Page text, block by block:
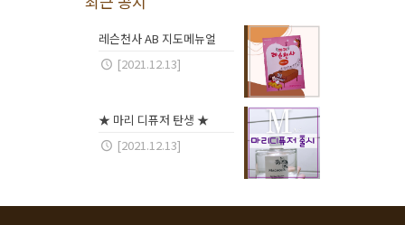
레슨천사 AB 지도메뉴얼
[2021.12.13]
★ 마리 디퓨저 탄생 ★
[2021.12.13]